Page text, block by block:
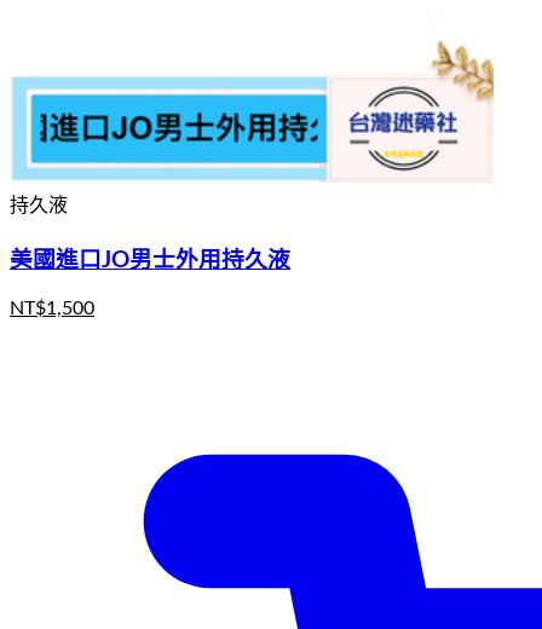
持久液
美國進口JO男士外用持久液
NT$1,500